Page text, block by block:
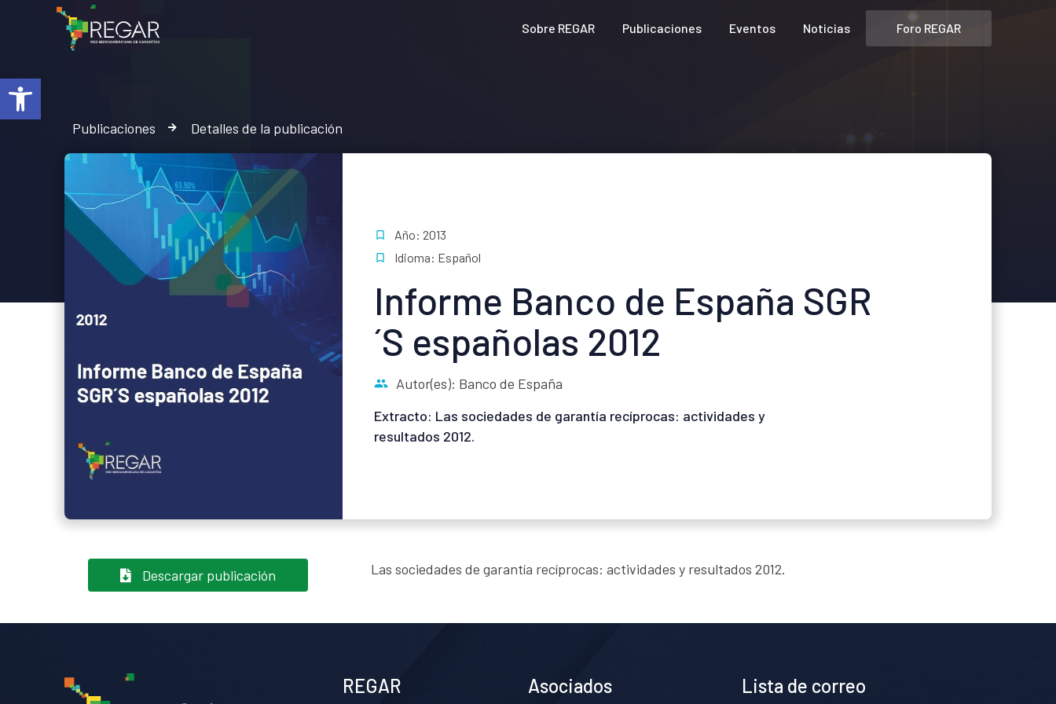
Abrir barra de herramientas
Sobre REGAR Publicaciones Eventos Noticias Foro REGAR
Publicaciones Detalles de la publicación
Año: 2013
Idioma: Español
Informe Banco de España SGR
´S españolas 2012
Autor(es): Banco de España
Extracto: Las sociedades de garantía recíprocas: actividades y
resultados 2012.
Descargar publicación Las sociedades de garantía recíprocas: actividades y resultados 2012.
REGAR Asociados Lista de correo